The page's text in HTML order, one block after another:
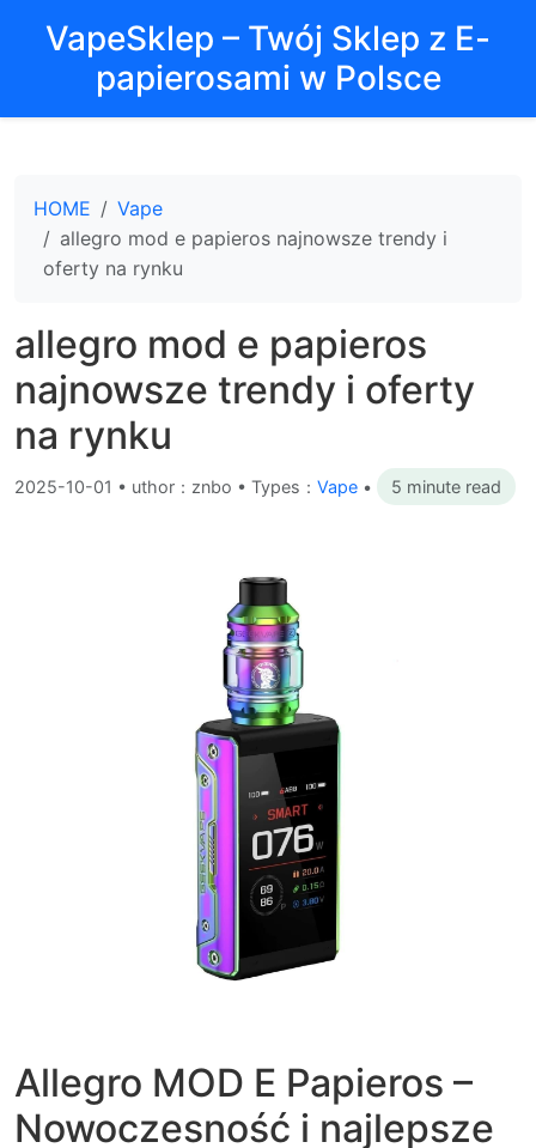
VapeSklep – Twój Sklep z E-
papierosami w Polsce
HOME
Vape
allegro mod e papieros najnowsze trendy i
oferty na rynku
allegro mod e papieros
najnowsze trendy i oferty
na rynku
2025-10-01 • uthor：znbo • Types： Vape • 5 minute read
Allegro MOD E Papieros –
Nowoczesność i najlepsze